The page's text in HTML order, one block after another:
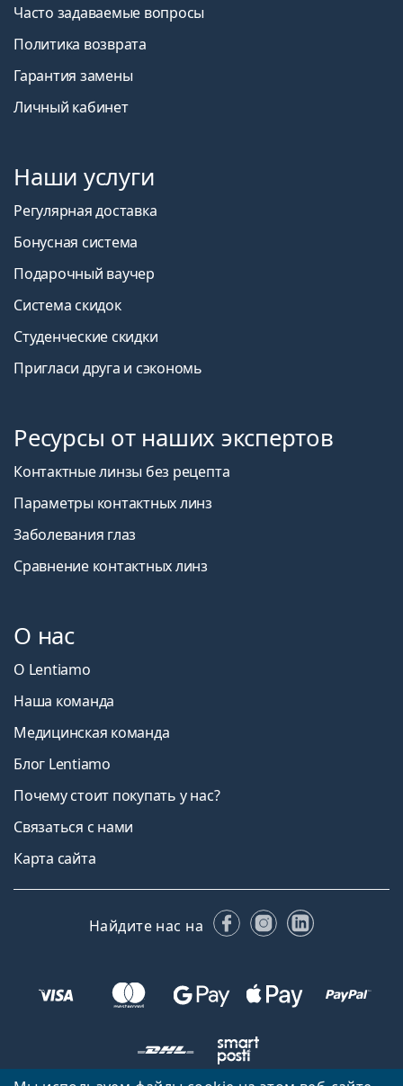
Часто задаваемые вопросы
Политика возврата
Гарантия замены
Личный кабинет
Наши услуги
Регулярная доставка
Бонусная система
Подарочный ваучер
Система скидок
Студенческие скидки
Пригласи друга и сэкономь
Ресурсы от наших экспертов
Контактные линзы без рецепта
Параметры контактных линз
Заболевания глаз
Сравнение контактных линз
О нас
О Lentiamo
Наша команда
Медицинская команда
Блог Lentiamo
Почему стоит покупать у нас?
Связаться с нами
Карта сайта
Найдите нас на FacebookInstagram
LinkedIn